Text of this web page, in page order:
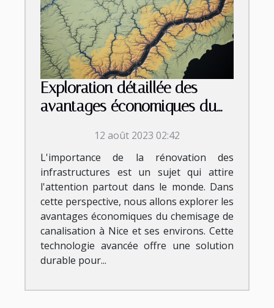
Exploration détaillée des
avantages économiques du
Nice et ses environs
12 août 2023 02:42
L'importance de la rénovation des
infrastructures est un sujet qui attire
l'attention partout dans le monde. Dans
cette perspective, nous allons explorer les
avantages économiques du chemisage de
canalisation à Nice et ses environs. Cette
technologie avancée offre une solution
durable pour...